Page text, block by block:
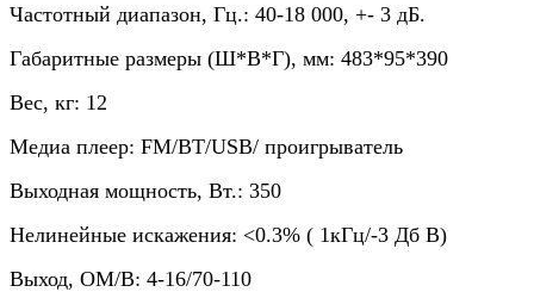
Частотный диапазон, Гц.: 40-18 000, +- 3 дБ.
Габаритные размеры (Ш*В*Г), мм: 483*95*390
Вес, кг: 12
Медиа плеер: FM/BT/USB/ проигрыватель
Выходная мощность, Вт.: 350
Нелинейные искажения: <0.3% ( 1кГц/-3 Дб В)
Выход, ОМ/В: 4-16/70-110